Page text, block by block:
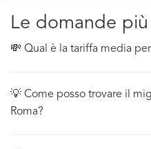
Le domande
💸 Qual è la tariffa media
💡 Come posso trovare il
Roma?